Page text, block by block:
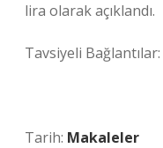
lira olarak açıklandı.
Tavsiyeli Bağlantılar:
Tarih: Makaleler